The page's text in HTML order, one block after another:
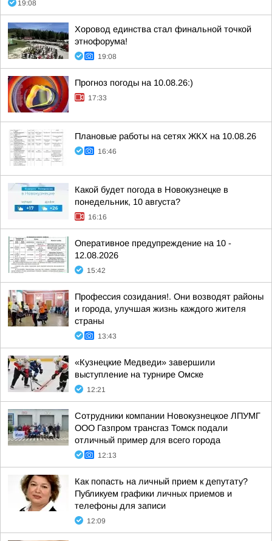
19:08
Хоровод единства стал финальной точкой
этнофорума!
19:08
Прогноз погоды на 10.08.26:)
17:33
Плановые работы на сетях ЖКХ на 10.08.26
16:46
Какой будет погода в Новокузнецке в
понедельник, 10 августа?
16:16
Оперативное предупреждение на 10 -
12.08.2026
15:42
Профессия созидания!. Они возводят районы
и города, улучшая жизнь каждого жителя
страны
13:43
«Кузнецкие Медведи» завершили
выступление на турнире Омске
12:21
Сотрудники компании Новокузнецкое ЛПУМГ
ООО Газпром трансгаз Томск подали
отличный пример для всего города
12:13
Как попасть на личный прием к депутату?
Публикуем графики личных приемов и
телефоны для записи
12:09